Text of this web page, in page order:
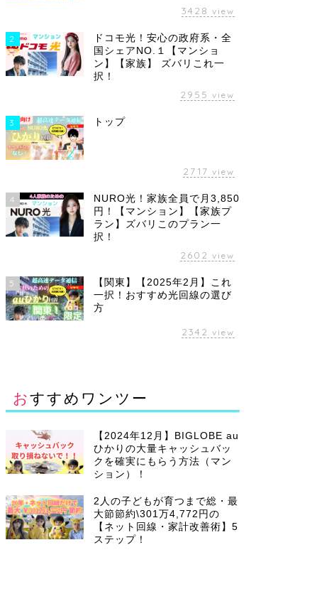
3428 view
2
ドコモ光！安心の政府系・全
国シェアNO.１【マンショ
ン】【家族】 ズバリこれ一
択！
2955 view
3 トップ
2717 view
4
NURO光！家族全員で月3,850
円！【マンション】【家族プ
ラン】ズバリこのプラン一
択！
2602 view
5
【関東】【2025年2月】これ
一択！おすすめ光回線の選び
方
2342 view
おすすめワンツー
【2024年12月】BIGLOBE au
ひかりの大量キャッシュバッ
クを確実にもらう方法（マン
ション）！
2人の子どもが育つまで総・最
大節節約\301万4,772円の
【ネット回線・家計改善術】5
ステップ！